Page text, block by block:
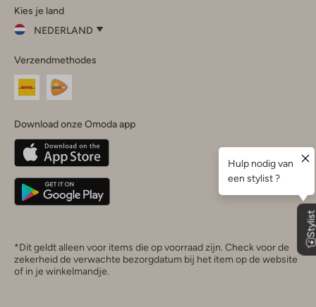
InstagramFacebook
Kies je land
NEDERLAND
je
land
Nederland
Belgique(Français)
Deutschland
Verzendmethodes
Download onze Omoda app
*Dit geldt alleen voor items die op voorraad zijn. Check voor de
zekerheid de verwachte bezorgdatum bij het item op de website
of in je winkelmandje.